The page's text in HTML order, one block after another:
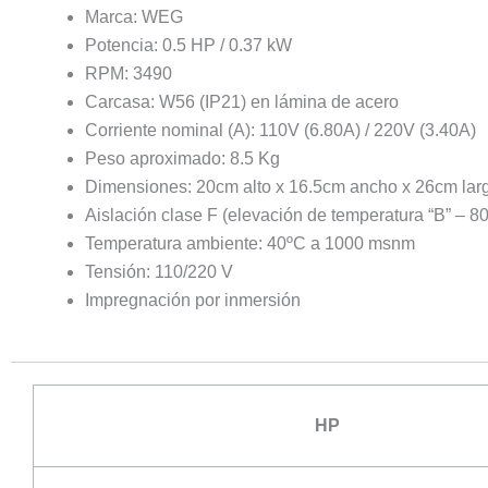
Marca: WEG
Potencia: 0.5 HP / 0.37 kW
RPM: 3490
Carcasa: W56 (IP21) en lámina de acero
Corriente nominal (A): 110V (6.80A) / 220V (3.40A)
Peso aproximado: 8.5 Kg
Dimensiones: 20cm alto x 16.5cm ancho x 26cm
Aislación clase F (elevación de temperatura “B” –
Temperatura ambiente: 40ºC a 1000 msnm
Tensión: 110/220 V
Impregnación por inmersión
HP